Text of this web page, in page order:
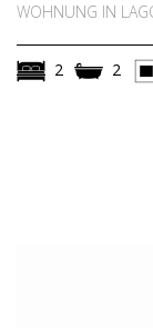
WOHNUNG IN
2 2